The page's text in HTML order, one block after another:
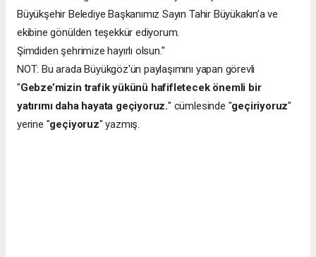
Büyükşehir Belediye Başkanımız Sayın Tahir Büyükakın’a ve
ekibine gönülden teşekkür ediyorum.
Şimdiden şehrimize hayırlı olsun."
NOT: Bu arada Büyükgöz'ün paylaşımını yapan görevli
"Gebze’mizin trafik yükünü hafifletecek önemli bir
yatırımı daha hayata geçiyoruz." cümlesinde "geçiriyoruz"
yerine "geçiyoruz" yazmış.